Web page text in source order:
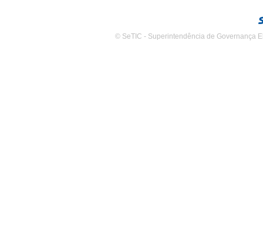
© SeTIC - Superintendência de Governança